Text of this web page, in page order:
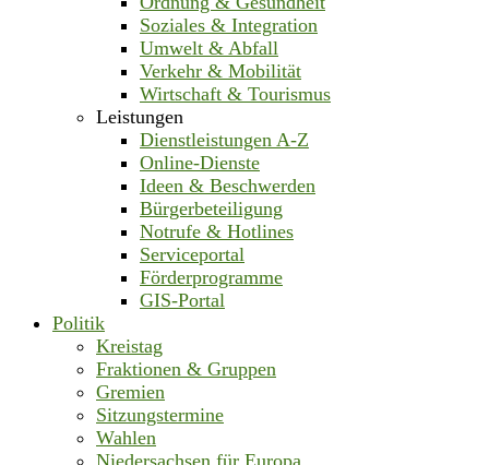
Soziales & Integration
Umwelt & Abfall
Verkehr & Mobilität
Wirtschaft & Tourismus
Leistungen
Dienstleistungen A-Z
Online-Dienste
Ideen & Beschwerden
Bürgerbeteiligung
Notrufe & Hotlines
Serviceportal
Förderprogramme
GIS-Portal
Politik
Kreistag
Fraktionen & Gruppen
Gremien
Sitzungstermine
Wahlen
Niedersachsen für Europa